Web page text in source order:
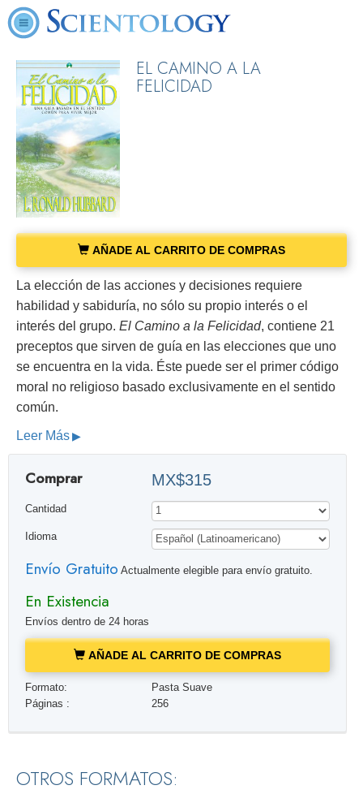
EL CAMINO A LA
FELICIDAD
AÑADE AL CARRITO DE COMPRAS
La elección de las acciones y decisiones requiere
habilidad y sabiduría, no sólo su propio interés o el
interés del grupo. El Camino a la Felicidad, contiene 21
preceptos que sirven de guía en las elecciones que uno
se encuentra en la vida. Éste puede ser el primer código
moral no religioso basado exclusivamente en el sentido
común.
Leer Más
Comprar MX$315
Cantidad
Idioma
Envío Gratuito Actualmente elegible para envío gratuito.
En Existencia
Envíos dentro de 24 horas
AÑADE AL CARRITO DE COMPRAS
Formato:
Pasta Suave
Páginas :
256
OTROS FORMATOS: